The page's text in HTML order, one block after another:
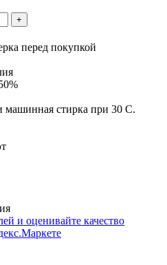
+
перед покупкой
машинная стирка при 30 С.